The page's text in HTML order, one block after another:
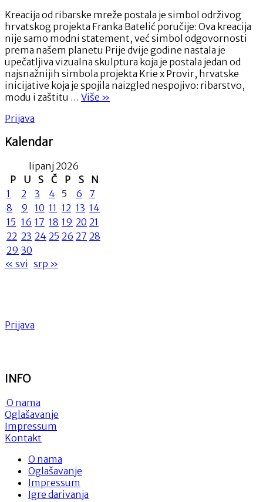
od
ribarske mreže
koja
je
postala
simbol
održivog
projekta
Kreacija od ribarske mreže postala je simbol održivog
hrvatskog projekta Franka Batelić poručije: Ova kreacija
nije samo modni statement, već simbol odgovornosti
prema našem planetu Prije dvije godine nastala je
upečatljiva vizualna skulptura koja je postala jedan od
najsnažnijih simbola projekta Krie x Provir, hrvatske
inicijative koja je spojila naizgled nespojivo: ribarstvo,
modu i zaštitu … Više “Franka
održivog
u
»
Prijava
Kalendar
lipanj 2026
P
U S Č P S
N
1
2 3 4 5 6
7
8
9 10 11 12 13 14
15 16 17 18 19 20 21
22 23 24 25 26 27 28
29 30
« svi srp »
Prijava
INFO
O nama
Oglašavanje
Impressum
Kontakt
O nama
Oglašavanje
Impressum
Igre darivanja